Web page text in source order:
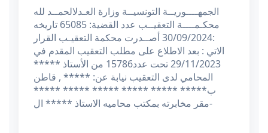
الجمهــــوريــة التونسيــة وزارة العـدلالحمــد لله
محكـمــــة التعقيــب عدد القضية: 65085 تاريخه
:30/09/2024 أصــدرت محكمة التعقيـب القرار
الاتي : بعد الاطلاع على مطلب التعقيب المقدم في
29/11/2023 تحت عدد15786 من الأستاذ *****
المحامي لدى التعقيب نيابة عن: ***** , قاطن
ب***** ***** ***** ***** ***** *****
-مقر مخابرته بمكتب محاميه الاستاذ ***** ال